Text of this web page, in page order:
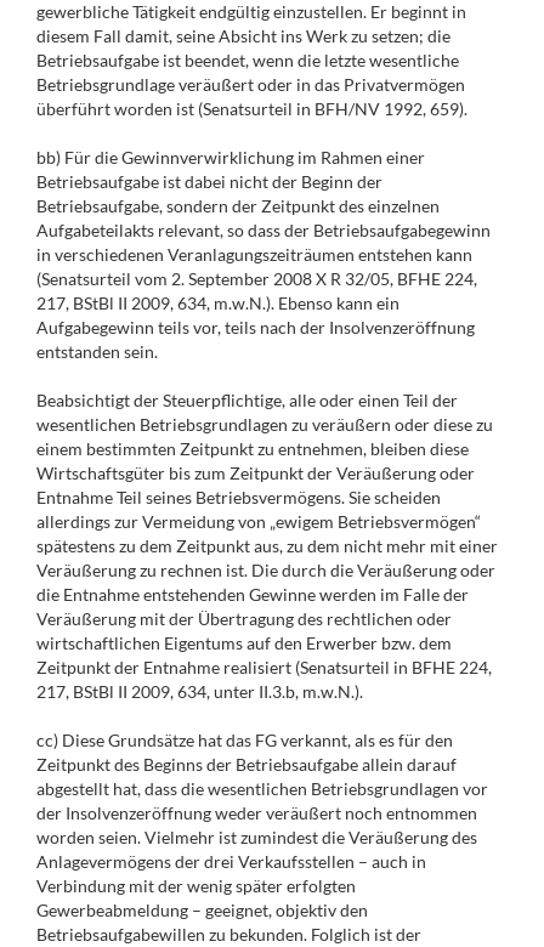
gewerbliche Tätigkeit endgültig einzustellen. Er beginnt in
diesem Fall damit, seine Absicht ins Werk zu setzen; die
Betriebsaufgabe ist beendet, wenn die letzte wesentliche
Betriebsgrundlage veräußert oder in das Privatvermögen
überführt worden ist (Senatsurteil in BFH/NV 1992, 659).
bb) Für die Gewinnverwirklichung im Rahmen einer
Betriebsaufgabe ist dabei nicht der Beginn der
Betriebsaufgabe, sondern der Zeitpunkt des einzelnen
Aufgabeteilakts relevant, so dass der Betriebsaufgabegewinn
in verschiedenen Veranlagungszeiträumen entstehen kann
(Senatsurteil vom 2. September 2008 X R 32/05, BFHE 224,
217, BStBl II 2009, 634, m.w.N.). Ebenso kann ein
Aufgabegewinn teils vor, teils nach der Insolvenzeröffnung
entstanden sein.
Beabsichtigt der Steuerpflichtige, alle oder einen Teil der
wesentlichen Betriebsgrundlagen zu veräußern oder diese zu
einem bestimmten Zeitpunkt zu entnehmen, bleiben diese
Wirtschaftsgüter bis zum Zeitpunkt der Veräußerung oder
Entnahme Teil seines Betriebsvermögens. Sie scheiden
allerdings zur Vermeidung von „ewigem Betriebsvermögen“
spätestens zu dem Zeitpunkt aus, zu dem nicht mehr mit einer
Veräußerung zu rechnen ist. Die durch die Veräußerung oder
die Entnahme entstehenden Gewinne werden im Falle der
Veräußerung mit der Übertragung des rechtlichen oder
wirtschaftlichen Eigentums auf den Erwerber bzw. dem
Zeitpunkt der Entnahme realisiert (Senatsurteil in BFHE 224,
217, BStBl II 2009, 634, unter II.3.b, m.w.N.).
cc) Diese Grundsätze hat das FG verkannt, als es für den
Zeitpunkt des Beginns der Betriebsaufgabe allein darauf
abgestellt hat, dass die wesentlichen Betriebsgrundlagen vor
der Insolvenzeröffnung weder veräußert noch entnommen
worden seien. Vielmehr ist zumindest die Veräußerung des
Anlagevermögens der drei Verkaufsstellen – auch in
Verbindung mit der wenig später erfolgten
Gewerbeabmeldung – geeignet, objektiv den
Betriebsaufgabewillen zu bekunden. Folglich ist der